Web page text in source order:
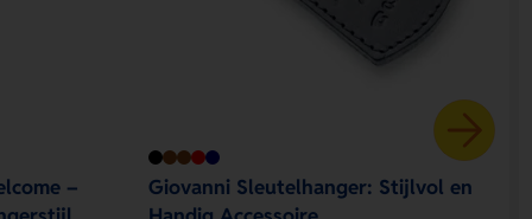
–
Giovanni Sleutelhanger: Stijlvol en